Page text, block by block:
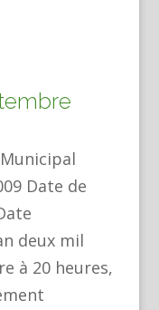
Date de
deux mil
à 20 heures,